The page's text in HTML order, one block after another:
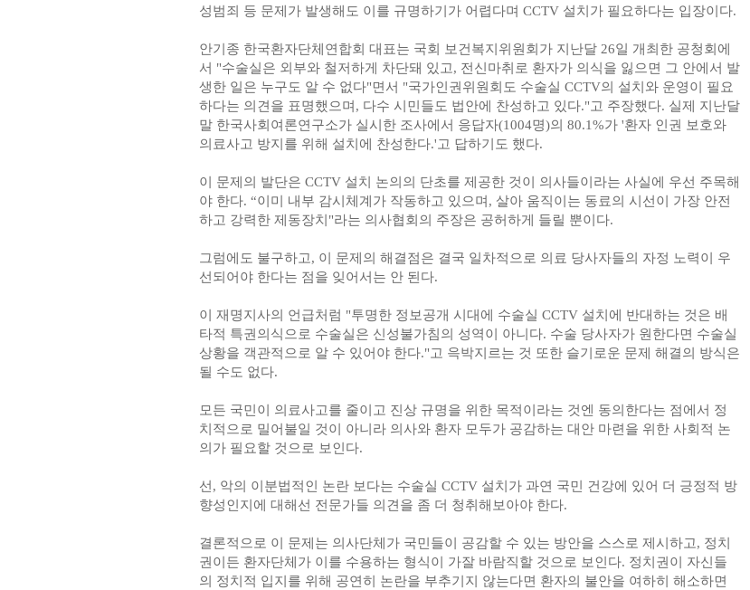
성범죄 등 문제가 발생해도 이를 규명하기가 어렵다며 CCTV 설치가 필요하다는 입장이다.
안기종 한국환자단체연합회 대표는 국회 보건복지위원회가 지난달 26일 개최한 공청회에
서 "수술실은 외부와 철저하게 차단돼 있고, 전신마취로 환자가 의식을 잃으면 그 안에서 발
생한 일은 누구도 알 수 없다"면서 "국가인권위원회도 수술실 CCTV의 설치와 운영이 필요
하다는 의견을 표명했으며, 다수 시민들도 법안에 찬성하고 있다."고 주장했다. 실제 지난달
말 한국사회여론연구소가 실시한 조사에서 응답자(1004명)의 80.1%가 '환자 인권 보호와
의료사고 방지를 위해 설치에 찬성한다.'고 답하기도 했다.
이 문제의 발단은 CCTV 설치 논의의 단초를 제공한 것이 의사들이라는 사실에 우선 주목해
야 한다. “이미 내부 감시체계가 작동하고 있으며, 살아 움직이는 동료의 시선이 가장 안전
하고 강력한 제동장치"라는 의사협회의 주장은 공허하게 들릴 뿐이다.
그럼에도 불구하고, 이 문제의 해결점은 결국 일차적으로 의료 당사자들의 자정 노력이 우
선되어야 한다는 점을 잊어서는 안 된다.
이 재명지사의 언급처럼 "투명한 정보공개 시대에 수술실 CCTV 설치에 반대하는 것은 배
타적 특권의식으로 수술실은 신성불가침의 성역이 아니다. 수술 당사자가 원한다면 수술실
상황을 객관적으로 알 수 있어야 한다."고 윽박지르는 것 또한 슬기로운 문제 해결의 방식은
될 수도 없다.
모든 국민이 의료사고를 줄이고 진상 규명을 위한 목적이라는 것엔 동의한다는 점에서 정
치적으로 밀어불일 것이 아니라 의사와 환자 모두가 공감하는 대안 마련을 위한 사회적 논
의가 필요할 것으로 보인다.
선, 악의 이분법적인 논란 보다는 수술실 CCTV 설치가 과연 국민 건강에 있어 더 긍정적 방
향성인지에 대해선 전문가들 의견을 좀 더 청취해보아야 한다.
결론적으로 이 문제는 의사단체가 국민들이 공감할 수 있는 방안을 스스로 제시하고, 정치
권이든 환자단체가 이를 수용하는 형식이 가잘 바람직할 것으로 보인다. 정치권이 자신들
의 정치적 입지를 위해 공연히 논란을 부추기지 않는다면 환자의 불안을 여하히 해소하면